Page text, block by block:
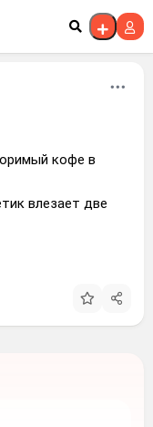
кофе в
влезает две